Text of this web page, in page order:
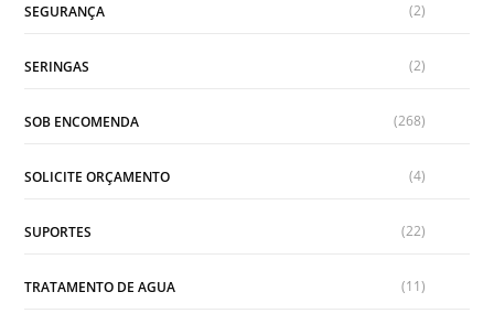
SEGURANÇA (2)
SERINGAS (2)
SOB ENCOMENDA (268)
SOLICITE ORÇAMENTO (4)
SUPORTES (22)
TRATAMENTO DE AGUA (11)